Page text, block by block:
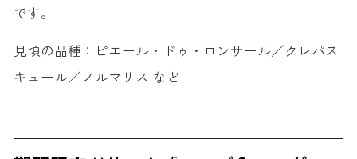
です。
見頃の品種： ピエール・ドゥ・ロンサール／クレパス
キュール／ノルマリス など